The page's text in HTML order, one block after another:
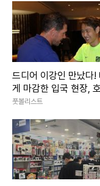
드디어 이강인 만났다!
게 마감한 입국 현장,
서 아틀레티코 선수단과
풋볼리스트